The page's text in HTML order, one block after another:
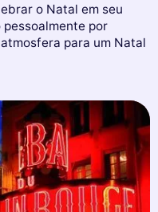
o Natal em seu
por
para um Natal